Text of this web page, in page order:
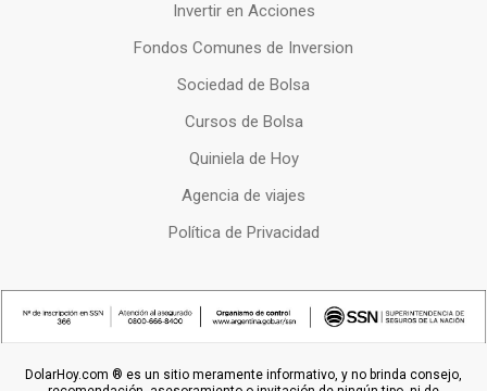
Invertir en Acciones
Fondos Comunes de Inversion
Sociedad de Bolsa
Cursos de Bolsa
Quiniela de Hoy
Agencia de viajes
Política de Privacidad
DolarHoy.com ® es un sitio meramente informativo, y no brinda consejo,